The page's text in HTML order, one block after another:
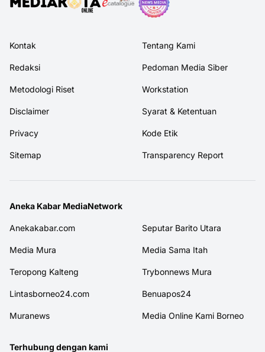
Kontak Tentang Kami
Redaksi Pedoman Media Siber
Metodologi Riset Workstation
Disclaimer Syarat & Ketentuan
Privacy Kode Etik
Sitemap Transparency Report
Aneka Kabar MediaNetwork
Anekakabar.com Seputar Barito Utara
Media Mura Media Sama Itah
Teropong Kalteng Trybonnews Mura
Lintasborneo24.com Benuapos24
Muranews Media Online Kami Borneo
Terhubung dengan kami